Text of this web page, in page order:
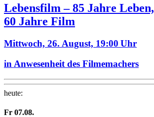
Lebensfilm – 85 Jahre Leben,
60 Jahre Film
Mittwoch, 26. August, 19:00 Uhr
in Anwesenheit des Filmemachers
heute:
Fr 07.08.